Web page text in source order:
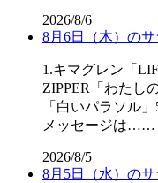
2026/8/6
8月6日（木）の
1.キマグレン「
ZIPPER「わたし
「白いパラソル
メッセージは……
2026/8/5
8月5日（水）の